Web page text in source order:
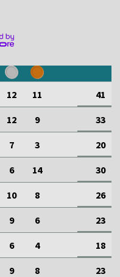
12 11 41
12 9 33
7 3 20
6 14 30
10 8 26
9 6 23
6 4 18
9 8 23